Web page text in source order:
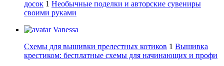
досок 1 Необычные поделки и авторские сувениры
своими руками
Vanessa
Схемы для вышивки прелестных котиков 1 Вышивка
крестиком: бесплатные схемы для начинающих и профи